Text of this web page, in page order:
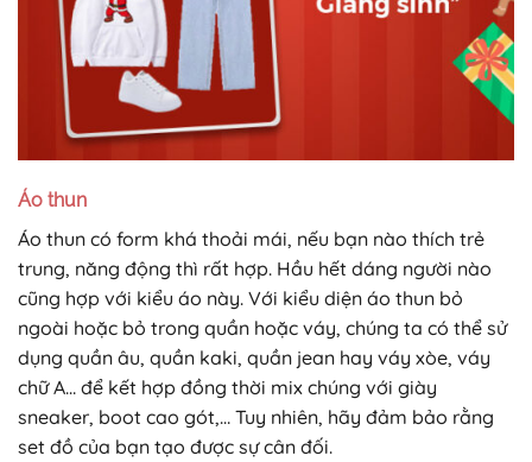
Áo thun
Áo thun có form khá thoải mái, nếu bạn nào thích trẻ
trung, năng động thì rất hợp. Hầu hết dáng người nào
cũng hợp với kiểu áo này. Với kiểu diện áo thun bỏ
ngoài hoặc bỏ trong quần hoặc váy, chúng ta có thể sử
dụng quần âu, quần kaki, quần jean hay váy xòe, váy
chữ A… để kết hợp đồng thời mix chúng với giày
sneaker, boot cao gót,… Tuy nhiên, hãy đảm bảo rằng
set đồ của bạn tạo được sự cân đối.